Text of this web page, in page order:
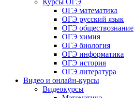
Курсы ОГЭ
ОГЭ математика
ОГЭ русский язык
ОГЭ обществознание
ОГЭ химия
ОГЭ биология
ОГЭ информатика
ОГЭ история
ОГЭ литература
Видео и онлайн-курсы
Видеокурсы